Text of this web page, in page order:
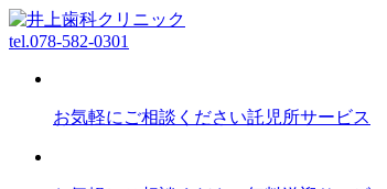
tel.078-582-0301
お気軽にご相談ください託児所サービス